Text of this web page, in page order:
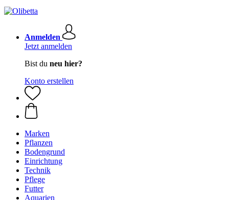
Anmelden
Jetzt anmelden
Bist du neu hier?
Konto erstellen
Marken
Pflanzen
Bodengrund
Einrichtung
Technik
Pflege
Futter
Aquarien